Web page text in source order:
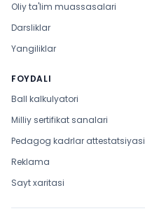
Oliy ta'lim muassasalari
Darsliklar
Yangiliklar
FOYDALI
Ball kalkulyatori
Milliy sertifikat sanalari
Pedagog kadrlar attestatsiyasi
Reklama
Sayt xaritasi